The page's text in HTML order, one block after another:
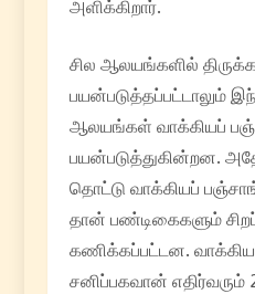
அளிக்கிறார்.
சில ஆலயங்களில்
பயன்படுத்தப்பட்டாலும்
ஆலயங்கள் வாக்கியப்
பயன்படுத்துகின்றன.
தொட்டு வாக்கியப்
தான் பண்டிகைகளும்
கணிக்கப்பட்டன.
சனிப்பகவான் எதிர்வரும்